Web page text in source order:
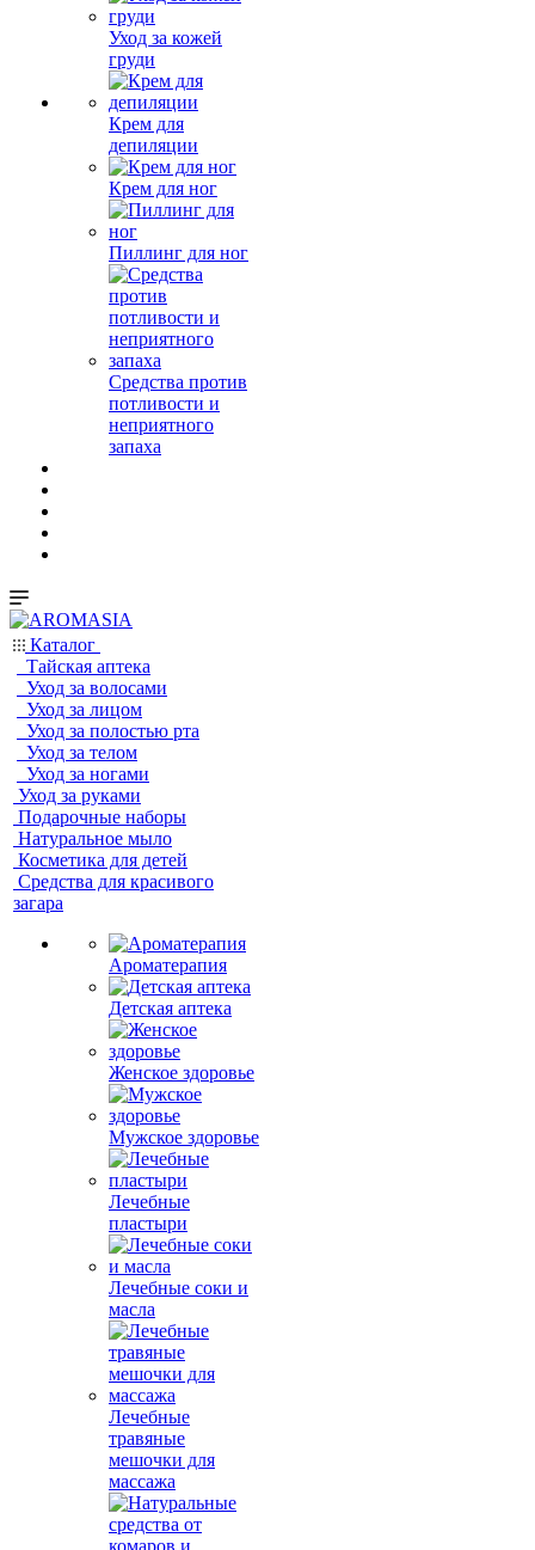
Уход за кожей
груди
Крем для
депиляции
Крем для ног
Пиллинг для ног
Средства против
потливости и
неприятного
запаха
Каталог
Тайская аптека
Уход за волосами
Уход за лицом
Уход за полостью рта
Уход за телом
Уход за ногами
Уход за руками
Подарочные наборы
Натуральное мыло
Косметика для детей
Средства для красивого
загара
Ароматерапия
Детская аптека
Женское здоровье
Мужское здоровье
Лечебные
пластыри
Лечебные соки и
масла
Лечебные
травяные
мешочки для
массажа